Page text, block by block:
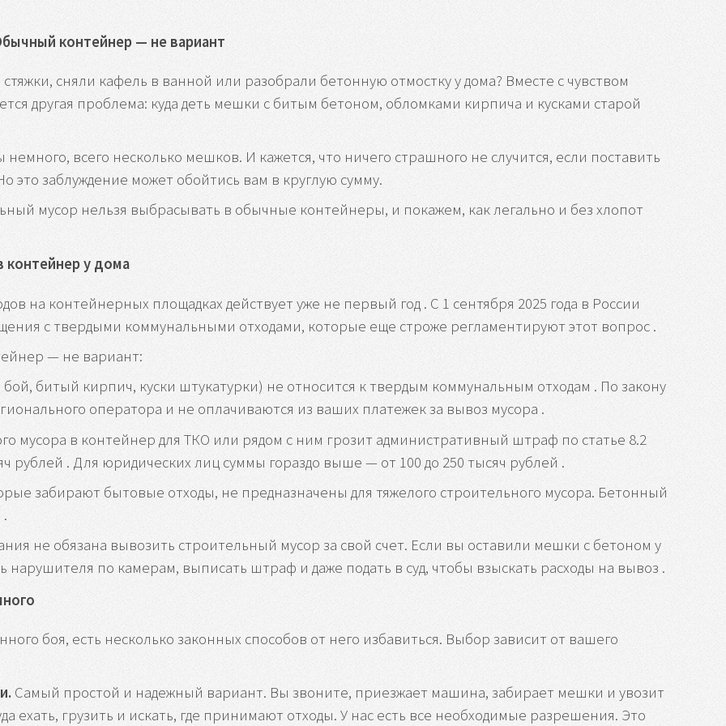
контейнер — не вариант
сняли кафель в ванной или разобрали бетонную отмостку у дома? Вместе с чувством
другая проблема: куда деть мешки с битым бетоном, обломками кирпича и кусками старой
всего несколько мешков. И кажется, что ничего страшного не случится, если поставить
это заблуждение может обойтись вам в круглую сумму.
мусор нельзя выбрасывать в обычные контейнеры, и покажем, как легально и без хлопот
контейнер у дома
на контейнерных площадках действует уже не первый год . С 1 сентября 2025 года в России
с твердыми коммунальными отходами, которые еще строже регламентируют этот вопрос .
— не вариант:
битый кирпич, куски штукатурки) не относится к твердым коммунальным отходам . По закону
оператора и не оплачиваются из ваших платежек за вывоз мусора .
мусора в контейнер для ТКО или рядом с ним грозит административный штраф по статье 8.2
рублей . Для юридических лиц суммы гораздо выше — от 100 до 250 тысяч рублей .
забирают бытовые отходы, не предназначены для тяжелого строительного мусора. Бетонный
не обязана вывозить строительный мусор за свой счет. Если вы оставили мешки с бетоном у
по камерам, выписать штраф и даже подать в суд, чтобы взыскать расходы на вывоз .
боя, есть несколько законных способов от него избавиться. Выбор зависит от вашего
Самый простой и надежный вариант. Вы звоните, приезжает машина, забирает мешки и увозит
ехать, грузить и искать, где принимают отходы. У нас есть все необходимые разрешения. Это